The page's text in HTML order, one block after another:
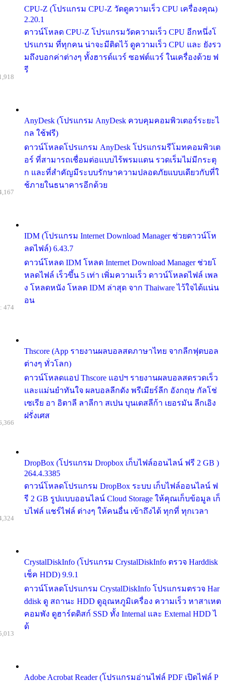
CPU-Z (โปรแกรม CPU-Z วัดดูความเร็ว CPU เครื่องคุณ)
2.20.1
ดาวน์โหลด CPU-Z โปรแกรมวัดความเร็ว CPU อีกหนึ่งโ
ปรแกรม ที่ทุกคน น่าจะมีติดไว้ ดูความเร็ว CPU และ ยังรว
มถึงบอกค่าต่างๆ ทั้งฮารด์แวร์ ซอฟต์แวร์ ในเครื่องด้วย ฟ
รี
AnyDesk (โปรแกรม AnyDesk ควบคุมคอมพิวเตอร์ระยะไ
กล ใช้ฟรี)
ดาวน์โหลดโปรแกรม AnyDesk โปรแกรมรีโมทคอมพิวเต
อร์ ที่สามารถเชื่อมต่อแบบไร้พรมแดน รวดเร็มไม่มีกระตุ
ก และที่สำคัญมีระบบรักษาความปลอดภัยแบบเดียวกับที่ใ
ช้ภายในธนาคารอีกด้วย
IDM (โปรแกรม Internet Download Manager ช่วยดาวน์โห
ลดไฟล์) 6.43.7
ดาวน์โหลด IDM โหลด Internet Download Manager ช่วยโ
หลดไฟล์ เร็วขึ้น 5 เท่า เพิ่มความเร็ว ดาวน์โหลดไฟล์ เพล
ง โหลดหนัง โหลด IDM ล่าสุด จาก Thaiware ไว้ใจได้แน่น
อน
Thscore (App รายงานผลบอลสดภาษาไทย จากลีกฟุตบอล
ต่างๆ ทั่วโลก)
ดาวน์โหลดแอป Thscore แอปฯ รายงานผลบอลสดรวดเร็ว
และแม่นยำทันใจ ผลบอลลีกดัง พรีเมียร์ลีก อังกฤษ กัลโช่
เซเรีย อา อิตาลี ลาลีกา สเปน บุนเดสลีก้า เยอรมัน ลีกเอิง
ฝรั่งเศส
474
DropBox (โปรแกรม Dropbox เก็บไฟล์ออนไลน์ ฟรี 2 GB )
264.4.3385
ดาวน์โหลดโปรแกรม DropBox ระบบ เก็บไฟล์ออนไลน์ ฟ
รี 2 GB รูปแบบออนไลน์ Cloud Storage ให้คุณเก็บข้อมูล เก็
บไฟล์ แชร์ไฟล์ ต่างๆ ให้คนอื่น เข้าถึงได้ ทุกที่ ทุกเวลา
CrystalDiskInfo (โปรแกรม CrystalDiskInfo ตรวจ Harddisk
เช็ค HDD) 9.9.1
ดาวน์โหลดโปรแกรม CrystalDiskInfo โปรแกรมตรวจ Har
ddisk ดู สถานะ HDD ดูอุณหภูมิเครื่อง ความเร็ว หาสาเหต
คอมพัง ดูฮาร์ดดิสก์ SSD ทั้ง Internal และ External HDD ไ
ด้
Adobe Acrobat Reader (โปรแกรมอ่านไฟล์ PDF เปิดไฟล์ P